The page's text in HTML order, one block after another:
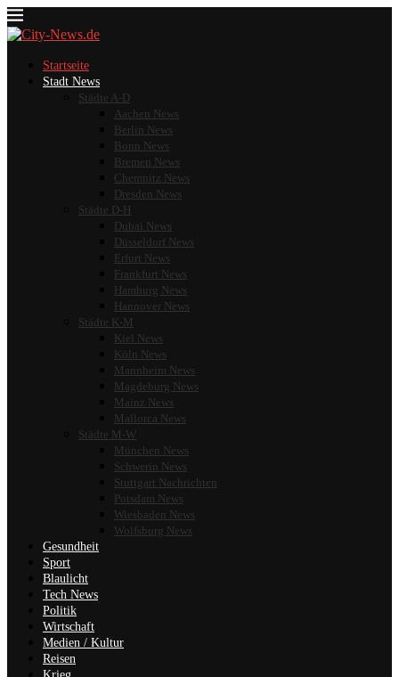
Startseite
Stadt News
Städte A-D
Aachen News
Berlin News
Bonn News
Bremen News
Chemnitz News
Dresden News
Städte D-H
Dubai News
Düsseldorf News
Erfurt News
Frankfurt News
Hamburg News
Hannover News
Städte K-M
Kiel News
Köln News
Mannheim News
Magdeburg News
Mainz News
Mallorca News
Städte M-W
München News
Schwerin News
Stuttgart Nachrichten
Potsdam News
Wiesbaden News
Wolfsburg News
Gesundheit
Sport
Blaulicht
Tech News
Politik
Wirtschaft
Medien / Kultur
Reisen